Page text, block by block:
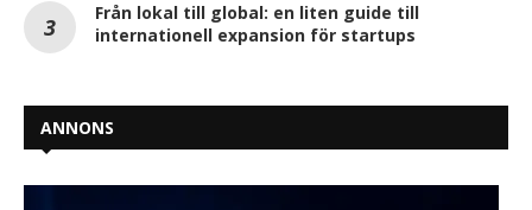
Från lokal till global: en liten guide till
internationell expansion för startups
ANNONS